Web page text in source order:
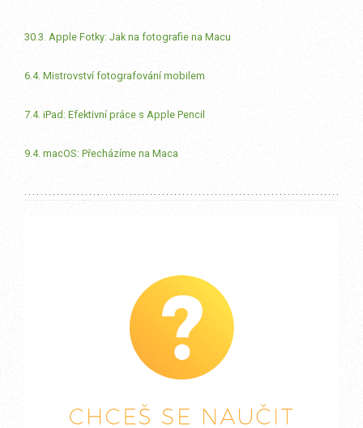
30.3. Apple Fotky: Jak na fotografie na Macu
6.4. Mistrovství fotografování mobilem
7.4. iPad: Efektivní práce s Apple Pencil
9.4. macOS: Přecházíme na Maca